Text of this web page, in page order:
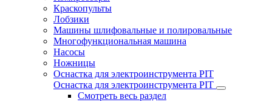
Краскопульты
Лобзики
Машины шлифовальные и полировальные
Многофункциональная машина
Насосы
Ножницы
Оснастка для электроинструмента PIT
Оснастка для электроинструмента PIT
Смотреть весь раздел